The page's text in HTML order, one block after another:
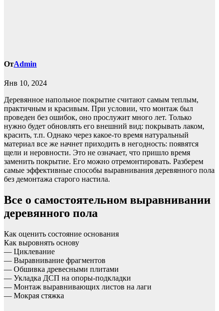
ОтAdmin
Янв 10, 2024
Деревянное напольное покрытие считают самым теплым,
практичным и красивым. При условии, что монтаж был
проведен без ошибок, оно прослужит много лет. Только
нужно будет обновлять его внешний вид: покрывать лаком,
красить, т.п. Однако через какое-то время натуральный
материал все же начнет приходить в негодность: появятся
щели и неровности. Это не означает, что пришло время
заменить покрытие. Его можно отремонтировать. Разберем
самые эффективные способы выравнивания деревянного пола
без демонтажа старого настила.
Все о самостоятельном выравнивании
деревянного пола
Как оценить состояние основания
Как выровнять основу
— Циклевание
— Выравнивание фрагментов
— Обшивка древесными плитами
— Укладка ДСП на опоры-подкладки
— Монтаж выравнивающих листов на лаги
— Мокрая стяжка